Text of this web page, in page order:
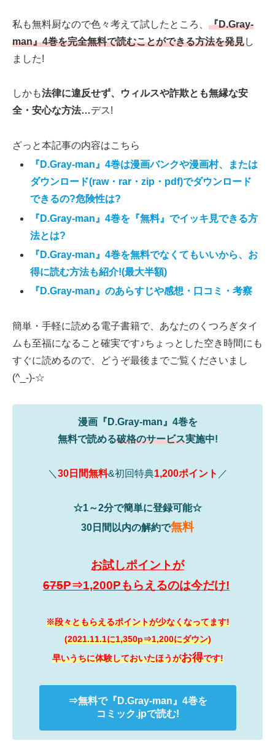
私も無料厨なので色々考えて試したところ、 『D.Gray-
man』4巻を完全無料で読むことができる方法を発見し
ました!
しかも法律に違反せず、ウィルスや詐欺とも無縁な安
全・安心な方法…デス!
ざっと本記事の内容はこちら
『D.Gray-man』4巻は漫画バンクや漫画村、または
ダウンロード(raw・rar・zip・pdf)でダウンロード
できるの?危険性は?
『D.Gray-man』4巻を『無料』でイッキ見できる方
法とは?
『D.Gray-man』4巻を無料でなくてもいいから、お
得に読む方法も紹介!(最大半額)
『D.Gray-man』のあらすじや感想・口コミ・考察
簡単・手軽に読める電子書籍で、あなたのくつろぎタイ
ムも至福になること確実です♪ちょっとした空き時間にも
すぐに読めるので、どうぞ最後までご覧くださいまし
(^_-)-☆
漫画『D.Gray-man』4巻を
無料で読める破格のサービス実施中!
＼ 30日間無料&初回特典1,200ポイント ／
☆1～2分で簡単に登録可能☆
30日間以内の解約で無料
お試しポイントが
675P⇒1,200Pもらえるのは今だけ!
※段々ともらえるポイントが少なくなってます!
(2021.11.1に1,350p⇒1,200にダウン)
早いうちに体験しておいたほうがお得です!
⇒無料で『D.Gray-man』 4巻を
コミック.jpで読む!